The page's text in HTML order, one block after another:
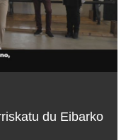
du Eibarko